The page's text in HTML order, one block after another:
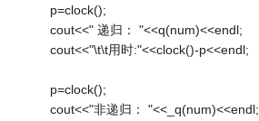
p=clock();
cout<<" 递归： "<<q(num)<<endl;
cout<<"\t\t用时:"<<clock()-p<<endl;
p=clock();
cout<<"非递归： "<<_q(num)<<endl;